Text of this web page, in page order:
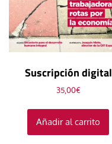
Suscripción digital
35,00€
Añadir al carrito